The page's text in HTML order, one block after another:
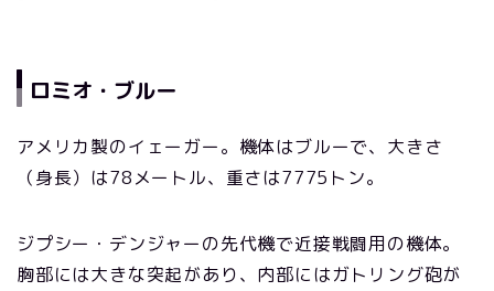
ロミオ・ブルー
アメリカ製のイェーガー。機体はブルーで、大きさ
（身長）は78メートル、重さは7775トン。
ジプシー・デンジャーの先代機で近接戦闘用の機体。
胸部には大きな突起があり、内部にはガトリング砲が